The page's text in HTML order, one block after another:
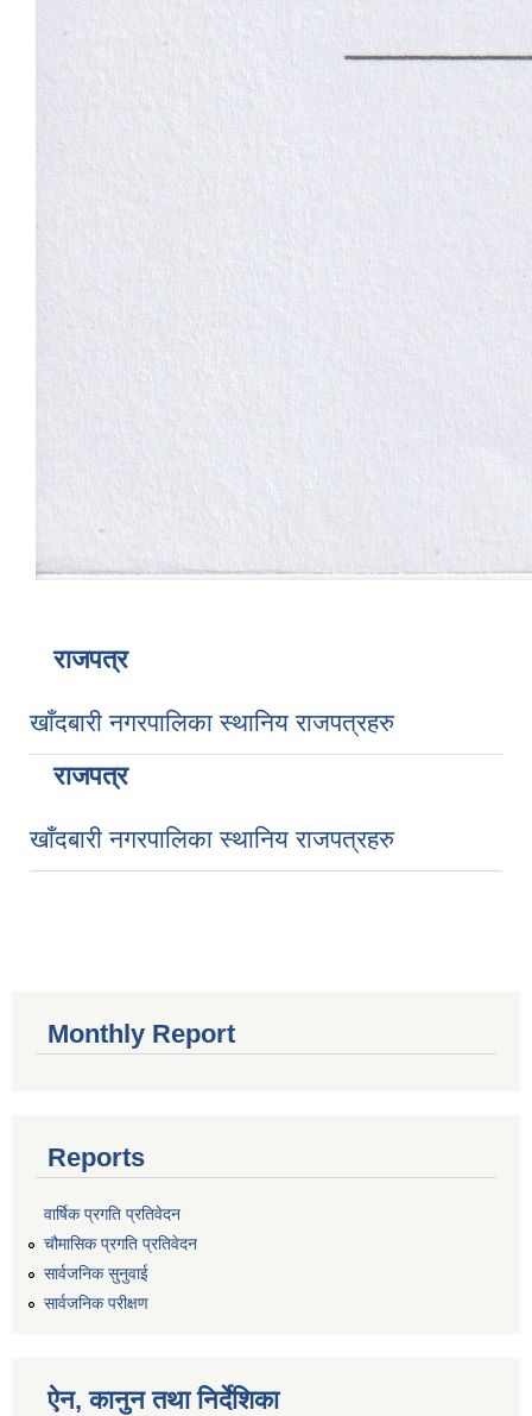
राजपत्र
खाँदबारी नगरपालिका स्थानिय राजपत्रहरु
राजपत्र
खाँदबारी नगरपालिका स्थानिय राजपत्रहरु
Monthly Report
Reports
वार्षिक प्रगति प्रतिवेदन
चौमासिक प्रगति प्रतिवेदन
सार्वजनिक सुनुवाई
सार्वजनिक परीक्षण
ऐन, कानुन तथा निर्देशिका